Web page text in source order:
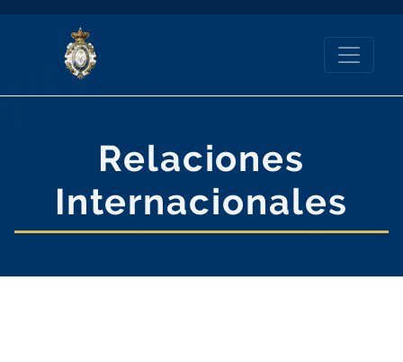
Relaciones
Internacionales